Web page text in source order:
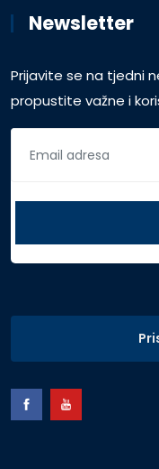
Newsletter
Prijavite se na tjedni
propustite važne i